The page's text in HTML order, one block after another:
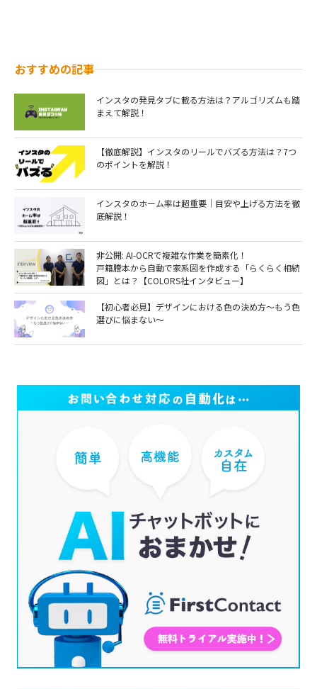
おすすめの記事
インスタの発見タブに載る方法は？アルゴリズムも踏
まえて解説！
【徹底解説】インスタのリールでバズる方法は？7つ
のポイントを解説！￼
インスタのホーム率は超重要｜目安や上げる方法を徹
底解説！
非公開: AI-OCRで複雑な作業を簡素化！
戸籍謄本から自動で家系図を作成する「らくらく相続
図」とは？【COLORS社インタビュー】
【初心者必見】デザインにおける色の決め方～もう色
選びに悩まない～